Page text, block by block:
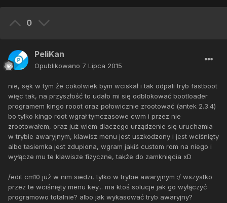
0
PeliKan
Opublikowano 7 Lipca 2015
nie, sęk w tym że cokolwiek bym wciskał i tak odpali tryb fastboot
więc tak, na przyszłość to udało mi się odblokować bootloader
programem kingo rooot oraz połowicznie zrootować (antek 2.3.4)
bo tylko kingo root wgrał tymczasowe cwm i przez nie
zrootowałem, oraz już wiem dlaczego urządzenie się uruchamia
w trybie awaryjnym, klawisz menu jest uszkodzony i jest wciśnięty
albo tasiemka jest zdupiona, wgram jakiś custom rom na niego i
wyłącze mu te klawisze fizyczne, także do zamknięcia xD
/edit cm10 już w nim siedzi, tylko w trybie awaryjnym :/ wszystko
przez te wciśnięty menu key... ma ktoś solucje jak go wyłączyć
programowo totalnie? albo jak wykasować tryb awaryjny?